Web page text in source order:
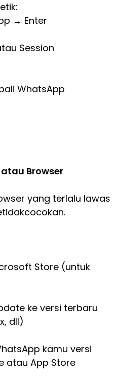
→ Enter
Session
WhatsApp
Browser
yang terlalu lawas
Store (untuk
ke versi terbaru
dll)
kamu versi
atau App Store